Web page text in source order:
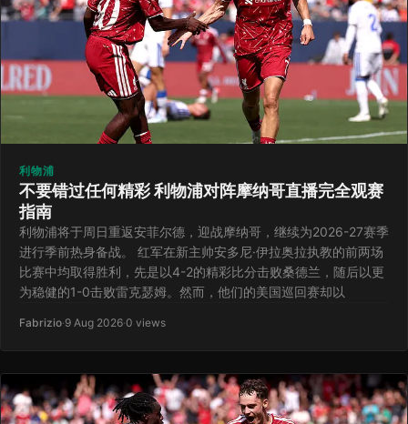
利物浦
不要错过任何精彩 利物浦对阵摩纳哥直播完全观赛
指南
利物浦将于周日重返安菲尔德，迎战摩纳哥，继续为2026-27赛季
进行季前热身备战。 红军在新主帅安多尼·伊拉奥拉执教的前两场
比赛中均取得胜利，先是以4-2的精彩比分击败桑德兰，随后以更
为稳健的1-0击败雷克瑟姆。然而，他们的美国巡回赛却以
Fabrizio·9 Aug 2026·0 views